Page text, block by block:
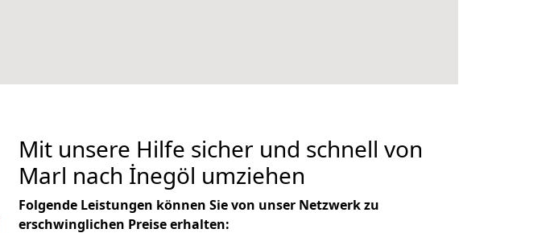
Mit unsere Hilfe sicher und schnell von
Marl nach İnegöl umziehen
Folgende Leistungen können Sie von unser Netzwerk zu
erschwinglichen Preise erhalten: